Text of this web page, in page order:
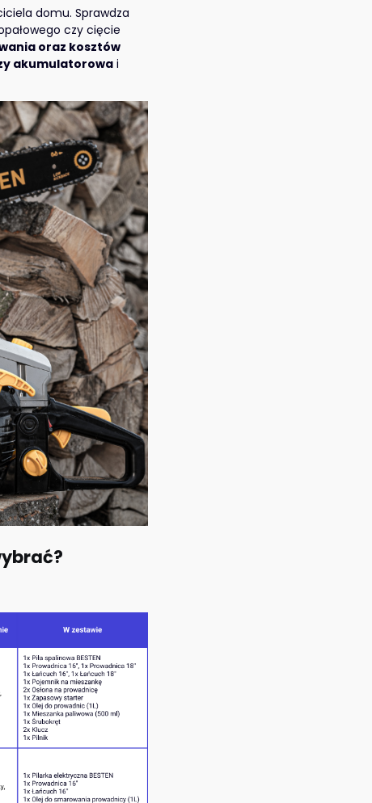
domu. Sprawdza
czy cięcie
oraz kosztów
akumulatorowa i